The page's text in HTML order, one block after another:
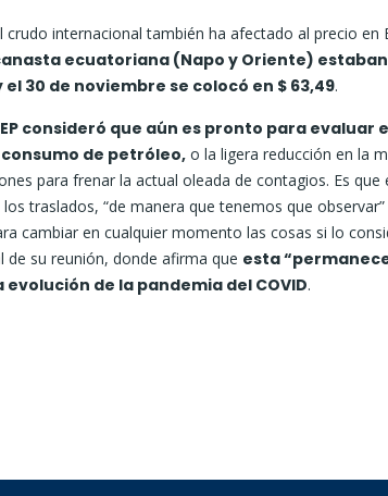
crudo internacional también ha afectado al precio en
ecuatoriana (Napo y Oriente) estaban
el 30 de noviembre se colocó en $ 63,49.
consideró que aún es pronto para
de petróleo, o la ligera reducción en la
para frenar la actual oleada de contagios. Es
traslados, “de manera que tenemos que
cambiar en cualquier momento las cosas si lo
de su reunión, donde afirma que esta
de la pandemia del COVID.